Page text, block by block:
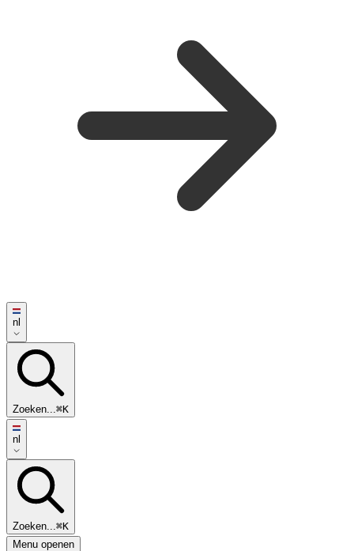
nl
Zoeken...⌘K
nl
Zoeken...⌘K
Menu openen